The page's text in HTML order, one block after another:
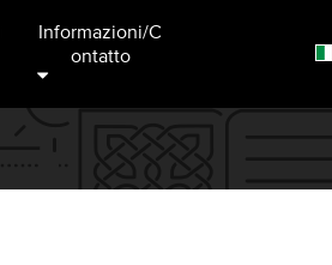
Informazioni/C
Ontatto